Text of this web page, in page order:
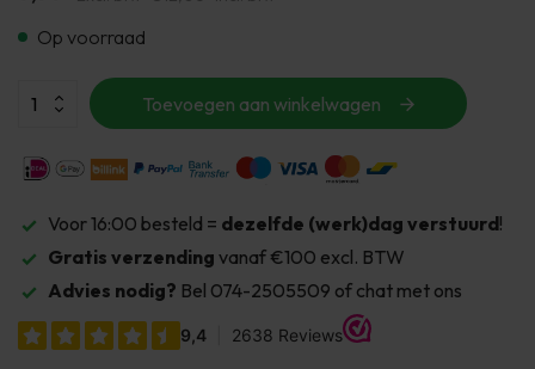
Op voorraad
Toevoegen aan winkelwagen
Voor 16:00 besteld = dezelfde (werk)dag verstuurd!
Gratis verzending vanaf €100 excl. BTW
Advies nodig? Bel 074-2505509 of chat met ons